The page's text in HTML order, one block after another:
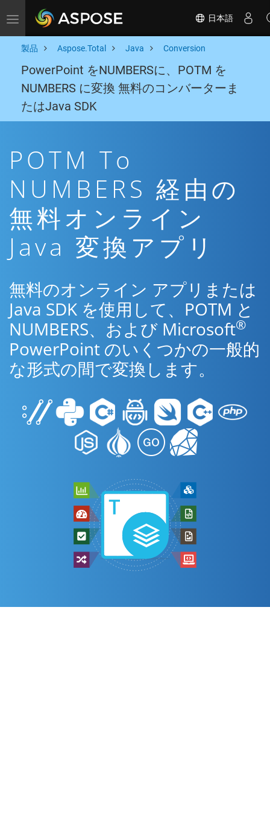
Toggle navigation 日本語
製品 Aspose.Total Java Conversion
PowerPoint をNUMBERSに、POTM を
NUMBERS に変換 無料のコンバーターま
たはJava SDK
POTM To
NUMBERS 経由の
無料オンライン
Java 変換アプリ
無料のオンライン アプリまたは
Java SDK を使用して、POTM と
NUMBERS、および Microsoft®
PowerPoint のいくつかの一般的
な形式の間で変換します。